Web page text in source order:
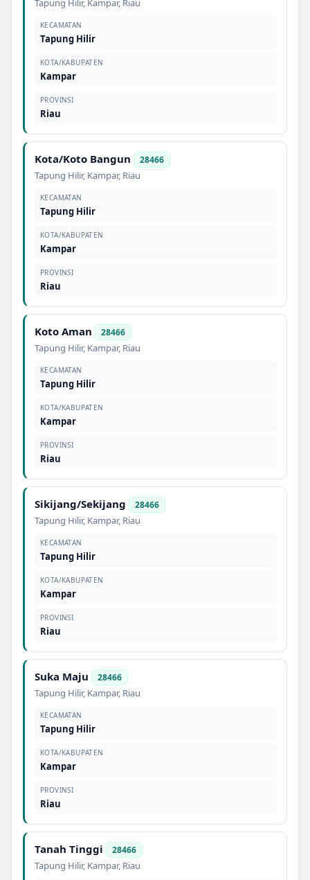
Tapung Hilir, Kampar, Riau
KECAMATAN
Tapung Hilir
KOTA/KABUPATEN
Kampar
PROVINSI
Riau
Kota/Koto Bangun 28466
Tapung Hilir, Kampar, Riau
KECAMATAN
Tapung Hilir
KOTA/KABUPATEN
Kampar
PROVINSI
Riau
Koto Aman 28466
Tapung Hilir, Kampar, Riau
KECAMATAN
Tapung Hilir
KOTA/KABUPATEN
Kampar
PROVINSI
Riau
Sikijang/Sekijang 28466
Tapung Hilir, Kampar, Riau
KECAMATAN
Tapung Hilir
KOTA/KABUPATEN
Kampar
PROVINSI
Riau
Suka Maju 28466
Tapung Hilir, Kampar, Riau
KECAMATAN
Tapung Hilir
KOTA/KABUPATEN
Kampar
PROVINSI
Riau
Tanah Tinggi 28466
Tapung Hilir, Kampar, Riau